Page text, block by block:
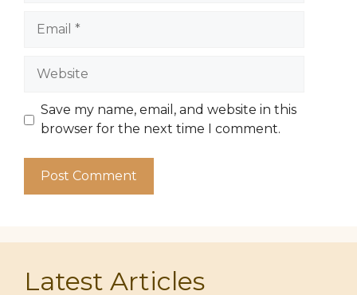
Website
Save my name, email, and website in this
browser for the next time I comment.
Latest Articles